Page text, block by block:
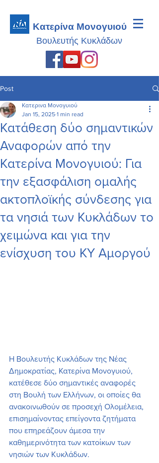
Κατερίνα Μονογυιού
Βουλευτής Κυκλάδων
Post
Κατάθεση δύο σημαντικών
Αναφορών από την
Κατερίνα Μονογυιού: Για
την εξασφάλιση ομαλής
ακτοπλοϊκής σύνδεσης για
τα νησιά των Κυκλάδων το
χειμώνα και για την
ενίσχυση του ΚΥ Αμοργού
Κατερινα Μονογυιού
Jan 15, 2025 1 min read
Η Βουλευτής Κυκλάδων της Νέας
Δημοκρατίας, Κατερίνα Μονογυιού,
κατέθεσε δύο σημαντικές αναφορές
στη Βουλή των Ελλήνων, οι οποίες θα
ανακοινωθούν σε προσεχή Ολομέλεια,
επισημαίνοντας επείγοντα ζητήματα
που επηρεάζουν άμεσα την
καθημερινότητα των κατοίκων των
νησιών των Κυκλάδων.